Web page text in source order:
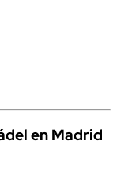
en Madrid